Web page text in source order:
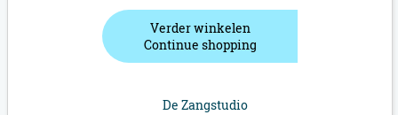
Verder winkelen
Continue shopping
De Zangstudio